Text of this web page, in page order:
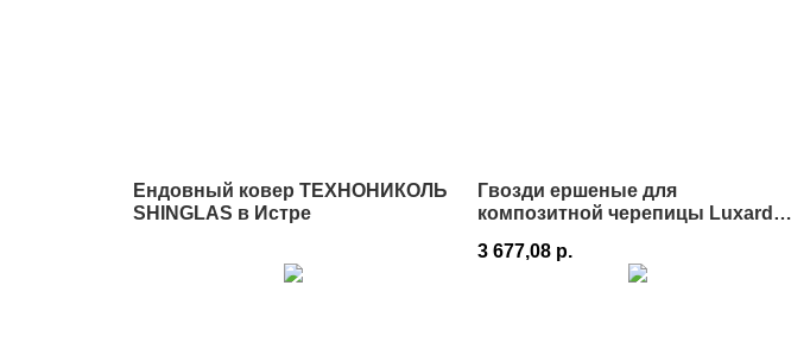
Ендовный ковер ТЕХНОНИКОЛЬ
SHINGLAS в Истре
Гвозди ершеные для
композитной черепицы Luxard
3 677,08 р.